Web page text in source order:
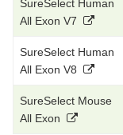
SureSelect Human
All Exon V7
SureSelect Human
All Exon V8
SureSelect Mouse
All Exon